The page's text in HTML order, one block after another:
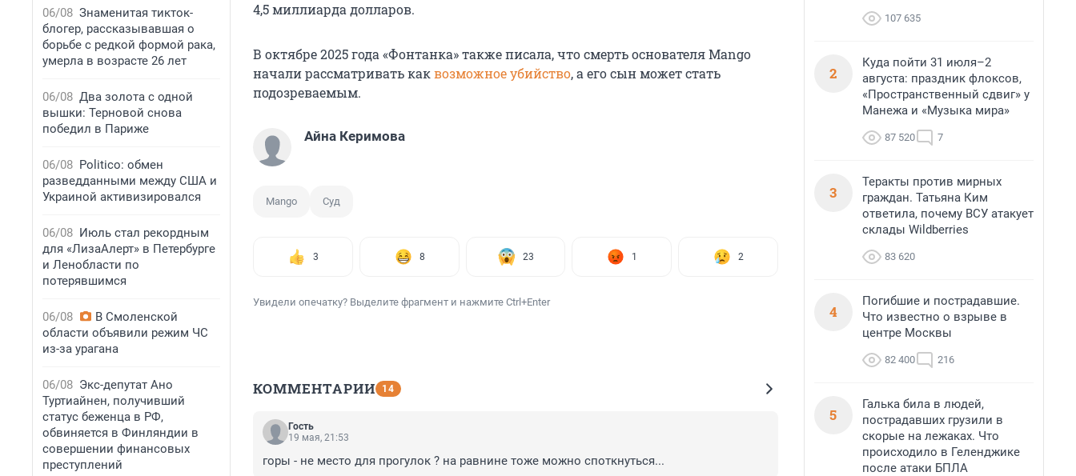
06/08 Знаменитая тикток-
блогер, рассказывавшая о
борьбе с редкой формой рака,
умерла в возрасте 26 лет
06/08 Два золота с одной
вышки: Терновой снова
победил в Париже
06/08 Politico: обмен
разведданными между США и
Украиной активизировался
06/08 Июль стал рекордным
для «ЛизаАлерт» в Петербурге
и Ленобласти по
потерявшимся
06/08
В Смоленской
области объявили режим ЧС
из-за урагана
06/08 Экс-депутат Ано
Туртиайнен, получивший
статус беженца в РФ,
обвиняется в Финляндии в
совершении финансовых
преступлений
4,5 миллиарда долларов.
В октябре 2025 года «Фонтанка» также писала, что смерть основателя Mango
начали рассматривать каквозможное убийство, а его сын может стать
подозреваемым.
Айна Керимова
Mango Суд
3 8 23 1 2
Увидели опечатку? Выделите фрагмент и нажмите Ctrl+Enter
КОММЕНТАРИИ 14
Гость
19 мая, 21:53
горы - не место для прогулок ? на равнине тоже можно споткнуться...
107 635
2
Куда пойти 31 июля–2
августа: праздник флоксов,
«Пространственный сдвиг» у
Манежа и «Музыка мира»
87 520 7
3
Теракты против мирных
граждан. Татьяна Ким
ответила, почему ВСУ атакует
склады Wildberries
83 620
4
Погибшие и пострадавшие.
Что известно о взрыве в
центре Москвы
82 400 216
5
Галька била в людей,
пострадавших грузили в
скорые на лежаках. Что
происходило в Геленджике
после атаки БПЛА